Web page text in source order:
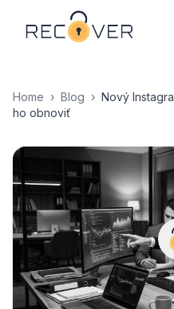
Home › Blog › Nový
ho obnoviť